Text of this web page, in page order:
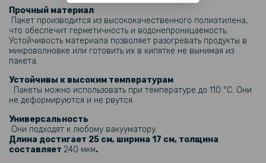
Бытовой вакууматор с индикатором JAU KANG ZKFK-001 90W (10
пакетов в подарок) вакуумный упаковщик, Black
699 грн
Пищевые пакеты для вакууматора 20х30 см (для вакуумирования
151 грн
Прочный материал
Пакет производится из высококачественного полиэтилена,
что обеспечит герметичность и водонепроницаемость.
Устойчивость материала позволяет разогревать продукты в
микроволновке или готовить их в кипятке не вынимая из
пакета.
Устойчивы к высоким температурам
Пакеты можно использовать при температуре до 110 °C. Они
не деформируются и не рвутся.
Универсальность
Они подходят к любому вакууматору.
Длина достигает 25 см, ширина 17 см, толщина
составляет 240 мкм.